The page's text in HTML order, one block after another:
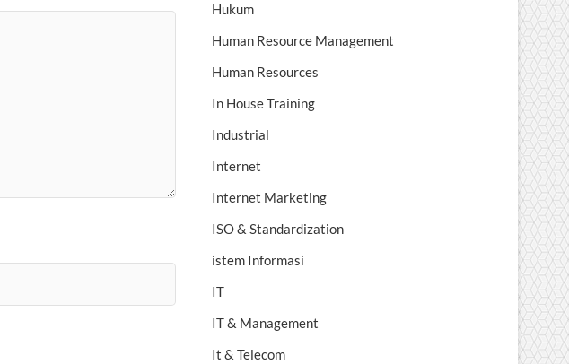
Hukum
Human Resource Management
Human Resources
In House Training
Industrial
Internet
Internet Marketing
ISO & Standardization
istem Informasi
IT
IT & Management
It & Telecom